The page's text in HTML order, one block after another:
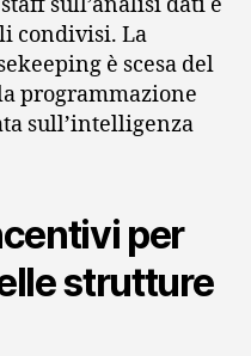
sull’analisi dati e
condivisi. La
è scesa del
programmazione
sull’intelligenza
per
strutture